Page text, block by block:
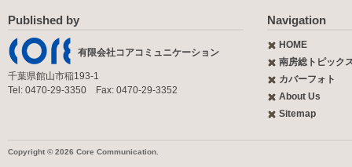
Published by
有限会社コアコミュニケーション
千葉県館山市稲193-1
Tel: 0470-29-3350 Fax: 0470-29-3352
Navigation
HOME
南房総トピック
カバーフォト
About Us
Sitemap
Copyright © 2026 Core Communication.